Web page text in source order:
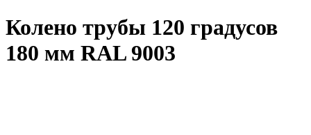
Колено трубы 120 градусов
180 мм RAL 9003